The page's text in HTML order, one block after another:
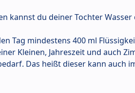
kannst du deiner Tochter
Tag mindestens 400 ml
Kleinen, Jahreszeit und auch
Das heißt dieser kann auch